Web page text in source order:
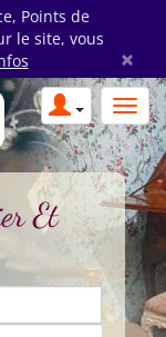
Points de
le site, vous
×
Et